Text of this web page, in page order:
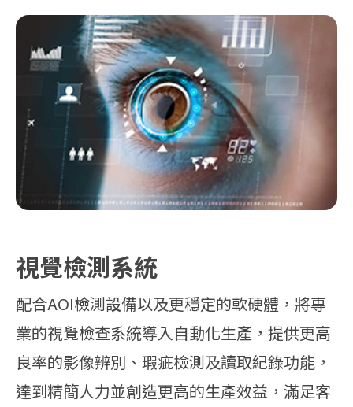
視覺檢測系統
配合AOI檢測設備以及更穩定的軟硬體，將專
業的視覺檢查系統導入自動化生產，提供更高
良率的影像辨別、瑕疵檢測及讀取紀錄功能，
達到精簡人力並創造更高的生產效益，滿足客